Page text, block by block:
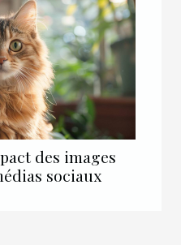
des images
sociaux